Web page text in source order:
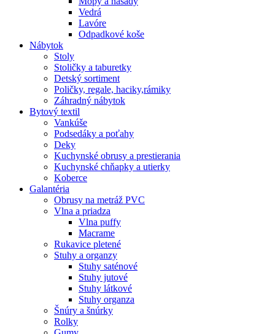
Vedrá
Lavóre
Odpadkové koše
Nábytok
Stoly
Stoličky a taburetky
Detský sortiment
Poličky, regale, haciky,rámiky
Záhradný nábytok
Bytový textil
Vankúše
Podsedáky a poťahy
Deky
Kuchynské obrusy a prestierania
Kuchynské chňapky a utierky
Koberce
Galantéria
Obrusy na metráž PVC
Vlna a priadza
Vlna puffy
Macrame
Rukavice pletené
Stuhy a organzy
Stuhy saténové
Stuhy jutové
Stuhy látkové
Stuhy organza
Šnúry a šnúrky
Rolky